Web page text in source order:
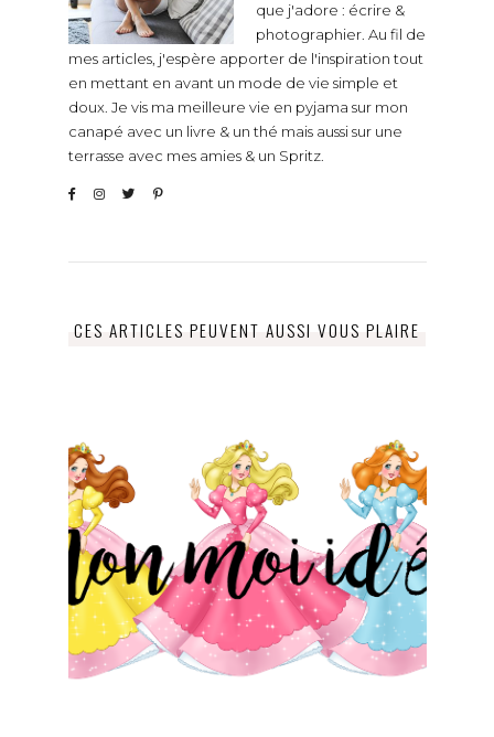
que j'adore : écrire &
photographier. Au fil de
mes articles, j'espère apporter de l'inspiration tout
en mettant en avant un mode de vie simple et
doux. Je vis ma meilleure vie en pyjama sur mon
canapé avec un livre & un thé mais aussi sur une
terrasse avec mes amies & un Spritz.
CES ARTICLES PEUVENT AUSSI VOUS PLAIRE